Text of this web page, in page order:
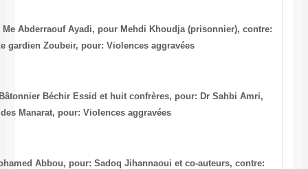
-Tunis, le 15/11/2001, N°: 2001/6051488, Me Abderraouf Ayadi, pour
Le Directeur de la Prison du 9 avril + Le gardien Zoubeir, pour:
-Tunis, le 21/11/2001, N°: 60523573, Le Bâtonnier Béchir Essid et
contre: Le chef de la Région de Police des Manarat, pour: Violences
-Tunis, le 24/11/2001, N°: 140/P5, Me Mohamed Abbou, pour: Sadoq